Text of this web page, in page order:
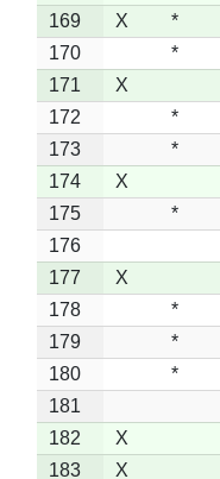
169
X *
170
*
171
X
172
*
173
*
174
X
175
*
176
177
X
178
*
179
*
180
*
181
182
X
183
X